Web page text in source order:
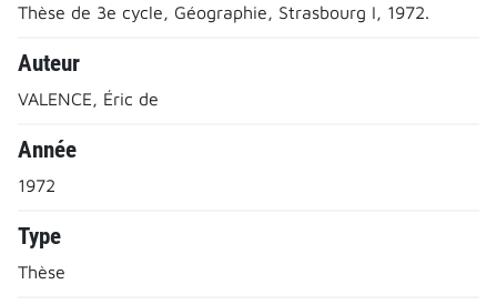
Thèse de 3e cycle, Géographie, Strasbourg I, 1972.
Auteur
VALENCE, Éric de
Année
1972
Type
Thèse